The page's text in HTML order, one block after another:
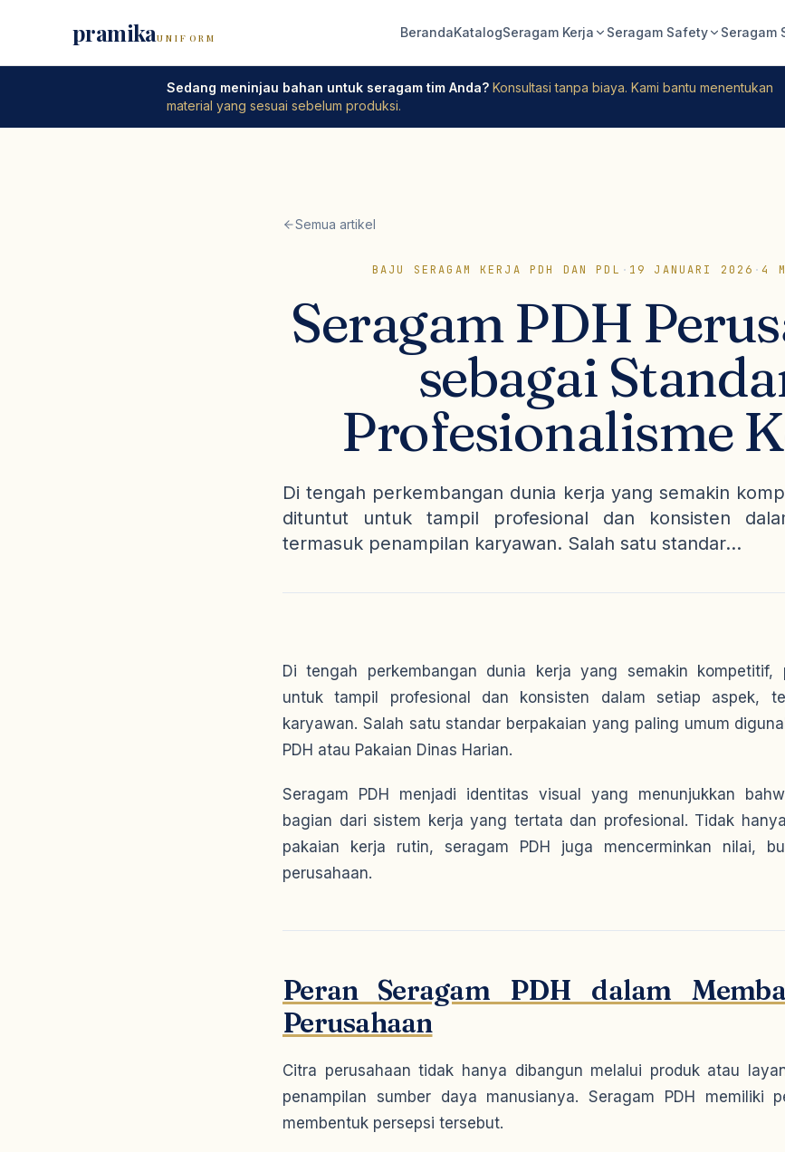
pramikaUNIFORM BerandaKatalogSeragam Kerja Seragam Safety Seragam
Sedang meninjau bahan untuk seragam tim Anda? Konsultasi tanpa biaya. Kami bantu menentukan
material yang sesuai sebelum produksi.
Semua artikel
BAJU SERAGAM KERJA PDH DAN PDL · 19 JANUARI 2026 ·4
Seragam PDH
sebagai
Profesionalisme
Di tengah perkembangan dunia kerja yang semakin
dituntut untuk tampil profesional dan konsisten
termasuk penampilan karyawan. Salah satu standar...
Di tengah perkembangan dunia kerja yang semakin kompetitif,
untuk tampil profesional dan konsisten dalam setiap aspek,
karyawan. Salah satu standar berpakaian yang paling umum
PDH atau Pakaian Dinas Harian.
Seragam PDH menjadi identitas visual yang menunjukkan
bagian dari sistem kerja yang tertata dan profesional. Tidak
pakaian kerja rutin, seragam PDH juga mencerminkan nilai,
perusahaan.
Peran Seragam PDH dalam
Perusahaan
Citra perusahaan tidak hanya dibangun melalui produk atau
penampilan sumber daya manusianya. Seragam PDH memiliki
membentuk persepsi tersebut.